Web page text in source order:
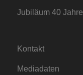
Jubiläum 40 Jahre
Kontakt
Mediadaten